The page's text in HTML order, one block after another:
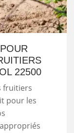
22500
fruitiers
pour les